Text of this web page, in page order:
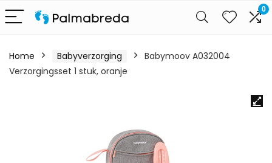
0
Home Babyverzorging
Babymoov A032004
Verzorgingsset 1 stuk, oranje